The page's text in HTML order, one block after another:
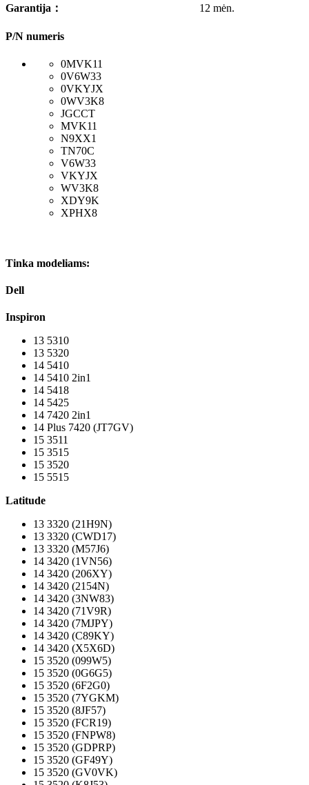
Garantija ： 12 mėn.
P/N numeris
0MVK11
0V6W33
0VKYJX
0WV3K8
JGCCT
MVK11
N9XX1
TN70C
V6W33
VKYJX
WV3K8
XDY9K
XPHX8
Tinka modeliams:
Dell
Inspiron
13 5310
13 5320
14 5410
14 5410 2in1
14 5418
14 5425
14 7420 2in1
14 Plus 7420 (JT7GV)
15 3511
15 3515
15 3520
15 5515
Latitude
13 3320 (21H9N)
13 3320 (CWD17)
13 3320 (M57J6)
14 3420 (1VN56)
14 3420 (206XY)
14 3420 (2154N)
14 3420 (3NW83)
14 3420 (71V9R)
14 3420 (7MJPY)
14 3420 (C89KY)
14 3420 (X5X6D)
15 3520 (099W5)
15 3520 (0G6G5)
15 3520 (6F2G0)
15 3520 (7YGKM)
15 3520 (8JF57)
15 3520 (FCR19)
15 3520 (FNPW8)
15 3520 (GDPRP)
15 3520 (GF49Y)
15 3520 (GV0VK)